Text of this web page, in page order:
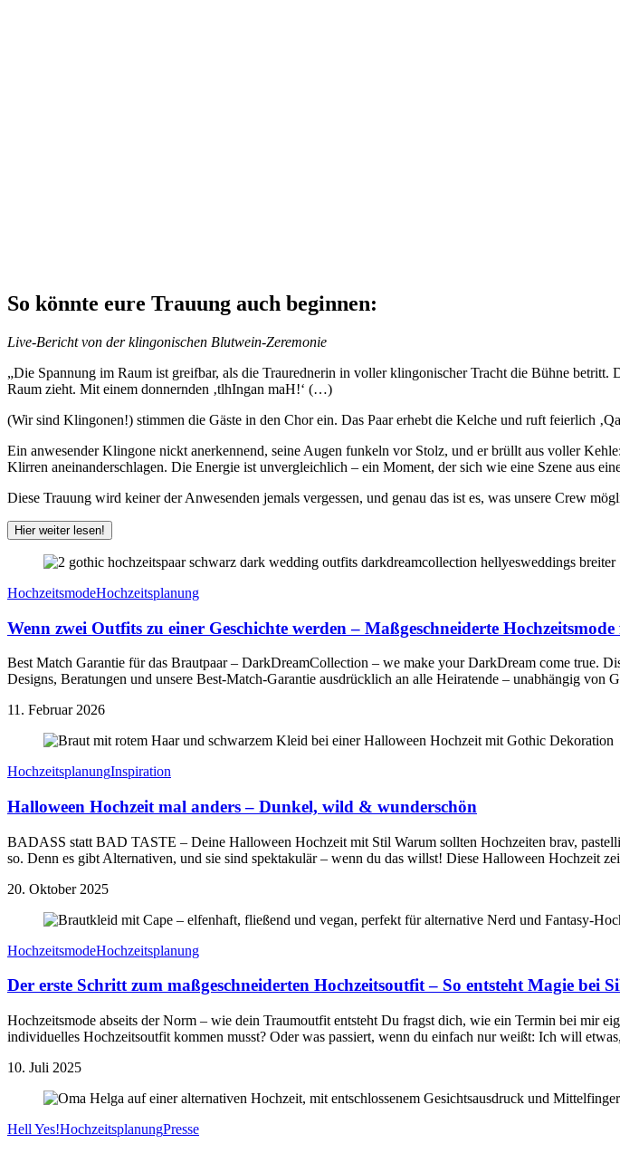
So könnte eure Trauung auch beginnen:
Live-Bericht von der klingonischen Blutwein-Zeremonie
„Die Spannung im Raum ist greifbar, als die Traurednerin in voller klingonischer Tracht die Bühne
Raum zieht. Mit einem donnernden ‚tlhIngan maH!‘ (…)
(Wir sind Klingonen!) stimmen die Gäste in den Chor ein. Das Paar erhebt die Kelche und ruft feierlich
Ein anwesender Klingone nickt anerkennend, seine Augen funkeln vor Stolz, und er brüllt aus voller
Klirren aneinanderschlagen. Die Energie ist unvergleichlich – ein Moment, der sich wie eine Szene aus
Diese Trauung wird keiner der Anwesenden jemals vergessen, und genau das ist es, was unsere Crew
Hier weiter lesen!
HochzeitsmodeHochzeitsplanung
Wenn zwei Outfits zu einer Geschichte werden – Maßgeschneiderte
Best Match Garantie für das Brautpaar – DarkDreamCollection – we make your DarkDream come true.
Designs, Beratungen und unsere Best-Match-Garantie ausdrücklich an alle Heiratende – unabhängig
11. Februar 2026
HochzeitsplanungInspiration
Halloween Hochzeit mal anders – Dunkel, wild & wunderschön
BADASS statt BAD TASTE – Deine Halloween Hochzeit mit Stil Warum sollten Hochzeiten brav,
so. Denn es gibt Alternativen, und sie sind spektakulär – wenn du das willst! Diese Halloween Hochzeit
20. Oktober 2025
HochzeitsmodeHochzeitsplanung
Der erste Schritt zum maßgeschneiderten Hochzeitsoutfit – So entsteht Magie bei
Hochzeitsmode abseits der Norm – wie dein Traumoutfit entsteht Du fragst dich, wie ein Termin bei mir
individuelles Hochzeitsoutfit kommen musst? Oder was passiert, wenn du einfach nur weißt: Ich will
10. Juli 2025
Hell Yes!HochzeitsplanungPresse